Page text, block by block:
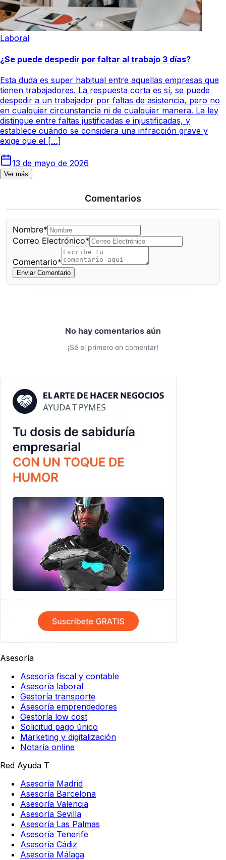
Laboral
¿Se puede despedir por faltar al trabajo 3 días?
Esta duda es super habitual entre aquellas empresas que
tienen trabajadores. La respuesta corta es sí, se puede
despedir a un trabajador por faltas de asistencia, pero no
en cualquier circunstancia ni de cualquier manera. La ley
distingue entre faltas justificadas e injustificadas, y
establece cuándo se considera una infracción grave y
exige que el […]
13 de mayo de 2026
Ver más
Comentarios
Nombre*
Correo Electrónico*
Comentario*
Enviar Comentario
No hay comentarios aún
¡Sé el primero en comentar!
Asesoría
Asesoría fiscal y contable
Asesoría laboral
Gestoría transporte
Asesoría emprendedores
Gestoría low cost
Solicitud pago único
Marketing y digitalización
Notaría online
Red Ayuda T
Asesoría Madrid
Asesoría Barcelona
Asesoría Valencia
Asesoría Sevilla
Asesoría Las Palmas
Asesoría Tenerife
Asesoría Cádiz
Asesoría Málaga